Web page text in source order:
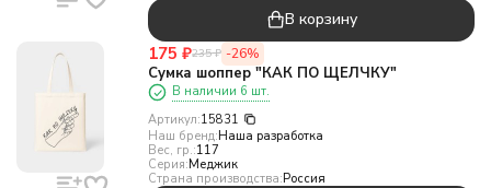
В корзину
175 ₽235 ₽ -26%
Сумка шоппер "КАК ПО ЩЕЛЧКУ"
В наличии 6 шт.
Артикул:15831
Наш бренд:Наша разработка
Вес, гр.:117
Серия:Меджик
Страна производства:Россия